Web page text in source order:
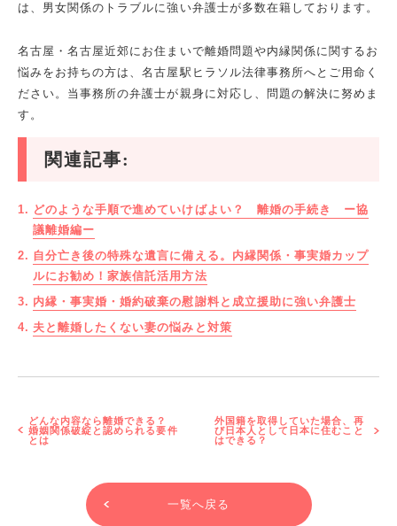
は、男女関係のトラブルに強い弁護士が多数在籍しております。
名古屋・名古屋近郊にお住まいで離婚問題や内縁関係に関するお
悩みをお持ちの方は、名古屋駅ヒラソル法律事務所へとご用命く
ださい。当事務所の弁護士が親身に対応し、問題の解決に努めま
す。
関連記事:
どのような手順で進めていけばよい？ 離婚の手続き ー協
議離婚編ー
自分亡き後の特殊な遺言に備える。内縁関係・事実婚カップ
ルにお勧め！家族信託活用方法
内縁・事実婚・婚約破棄の慰謝料と成立援助に強い弁護士
夫と離婚したくない妻の悩みと対策
どんな内容なら離婚できる？
婚姻関係破綻と認められる要件
とは
外国籍を取得していた場合、再
び日本人として日本に住むこと
はできる？
一覧へ戻る